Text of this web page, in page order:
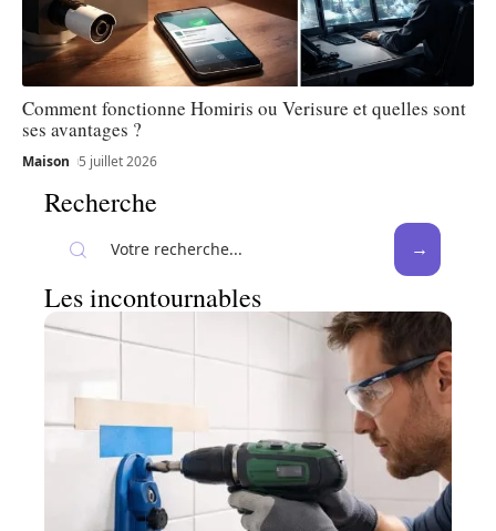
Comment fonctionne Homiris ou Verisure et quelles sont
ses avantages ?
Maison 5 juillet 2026
Recherche
Les incontournables